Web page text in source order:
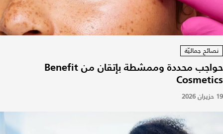
نصائح جماليّة
حواجب محددة وممشطة بإتقان من Benefit
Cosmetics
19 حزيران 2026